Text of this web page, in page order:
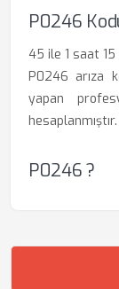
P0246
45 ile 1 saat 15
P0246 arıza
yapan
hesaplanmıştır.
P0246 ?